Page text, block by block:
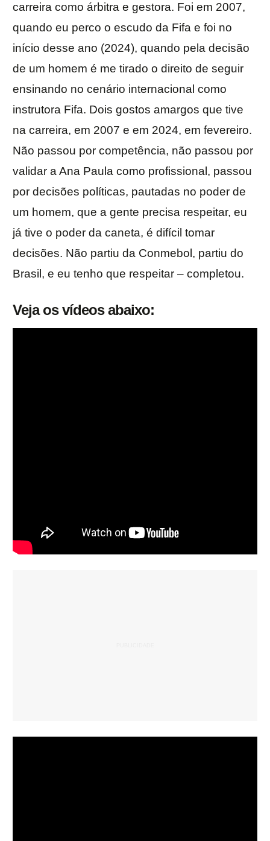
carreira como árbitra e gestora. Foi em 2007,
quando eu perco o escudo da Fifa e foi no
início desse ano (2024), quando pela decisão
de um homem é me tirado o direito de seguir
ensinando no cenário internacional como
instrutora Fifa. Dois gostos amargos que tive
na carreira, em 2007 e em 2024, em fevereiro.
Não passou por competência, não passou por
validar a Ana Paula como profissional, passou
por decisões políticas, pautadas no poder de
um homem, que a gente precisa respeitar, eu
já tive o poder da caneta, é difícil tomar
decisões. Não partiu da Conmebol, partiu do
Brasil, e eu tenho que respeitar – completou.
Veja os vídeos abaixo: